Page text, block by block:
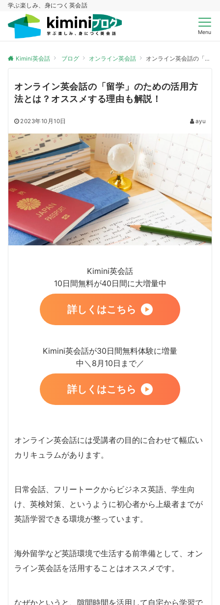
学ぶ楽しみ、身につく英会話
Menu
Kimini英会話 ブログ オンライン英会話 オンライン英会話の「留学」のための活用方法とは？オススメする理由も解説！
オンライン英会話の「留学」のための活用方
法とは？オススメする理由も解説！
2023年10月10日 ayu
Kimini英会話
10日間無料が40日間に大増量中
詳しくはこちら
Kimini英会話が30日間無料体験に増量
中＼8月10日まで／
詳しくはこちら
オンライン英会話には受講者の目的に合わせて幅広い
カリキュラムがあります。
日常会話、フリートークからビジネス英語、学生向
け、英検対策、というように初心者から上級者までが
英語学習できる環境が整っています。
海外留学など英語環境で生活する前準備として、オン
ライン英会話を活用することはオススメです。
なぜかというと、隙間時間を活用して自宅から学習で